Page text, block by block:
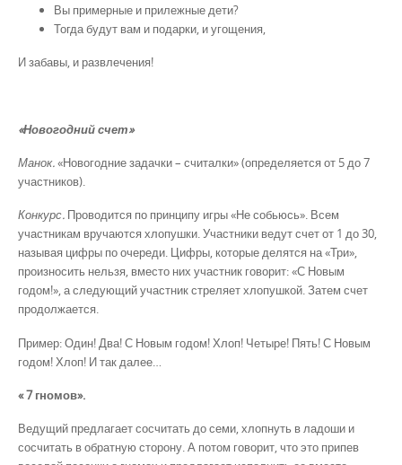
Вы примерные и прилежные дети?
Тогда будут вам и подарки, и угощения,
И забавы, и развлечения!
«Новогодний счет»
Манок.«Новогодние задачки – считалки» (определяется от 5 до 7
участников).
Конкурс. Проводится по принципу игры «Не собьюсь». Всем
участникам вручаются хлопушки. Участники ведут счет от 1 до 30,
называя цифры по очереди. Цифры, которые делятся на «Три»,
произносить нельзя, вместо них участник говорит: «С Новым
годом!», а следующий участник стреляет хлопушкой. Затем счет
продолжается.
Пример: Один! Два! С Новым годом! Хлоп! Четыре! Пять! С Новым
годом! Хлоп! И так далее…
« 7 гномов».
Ведущий предлагает сосчитать до семи, хлопнуть в ладоши и
сосчитать в обратную сторону. А потом говорит, что это припев